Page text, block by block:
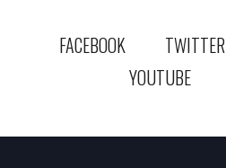
FACEBOOK TWITTER
YOUTUBE